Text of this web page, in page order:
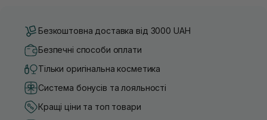
Безкоштовна доставка від 3000 UAH
Безпечні способи оплати
Тільки оригінальна косметика
Система бонусів та лояльності
Кращі ціни та топ товари